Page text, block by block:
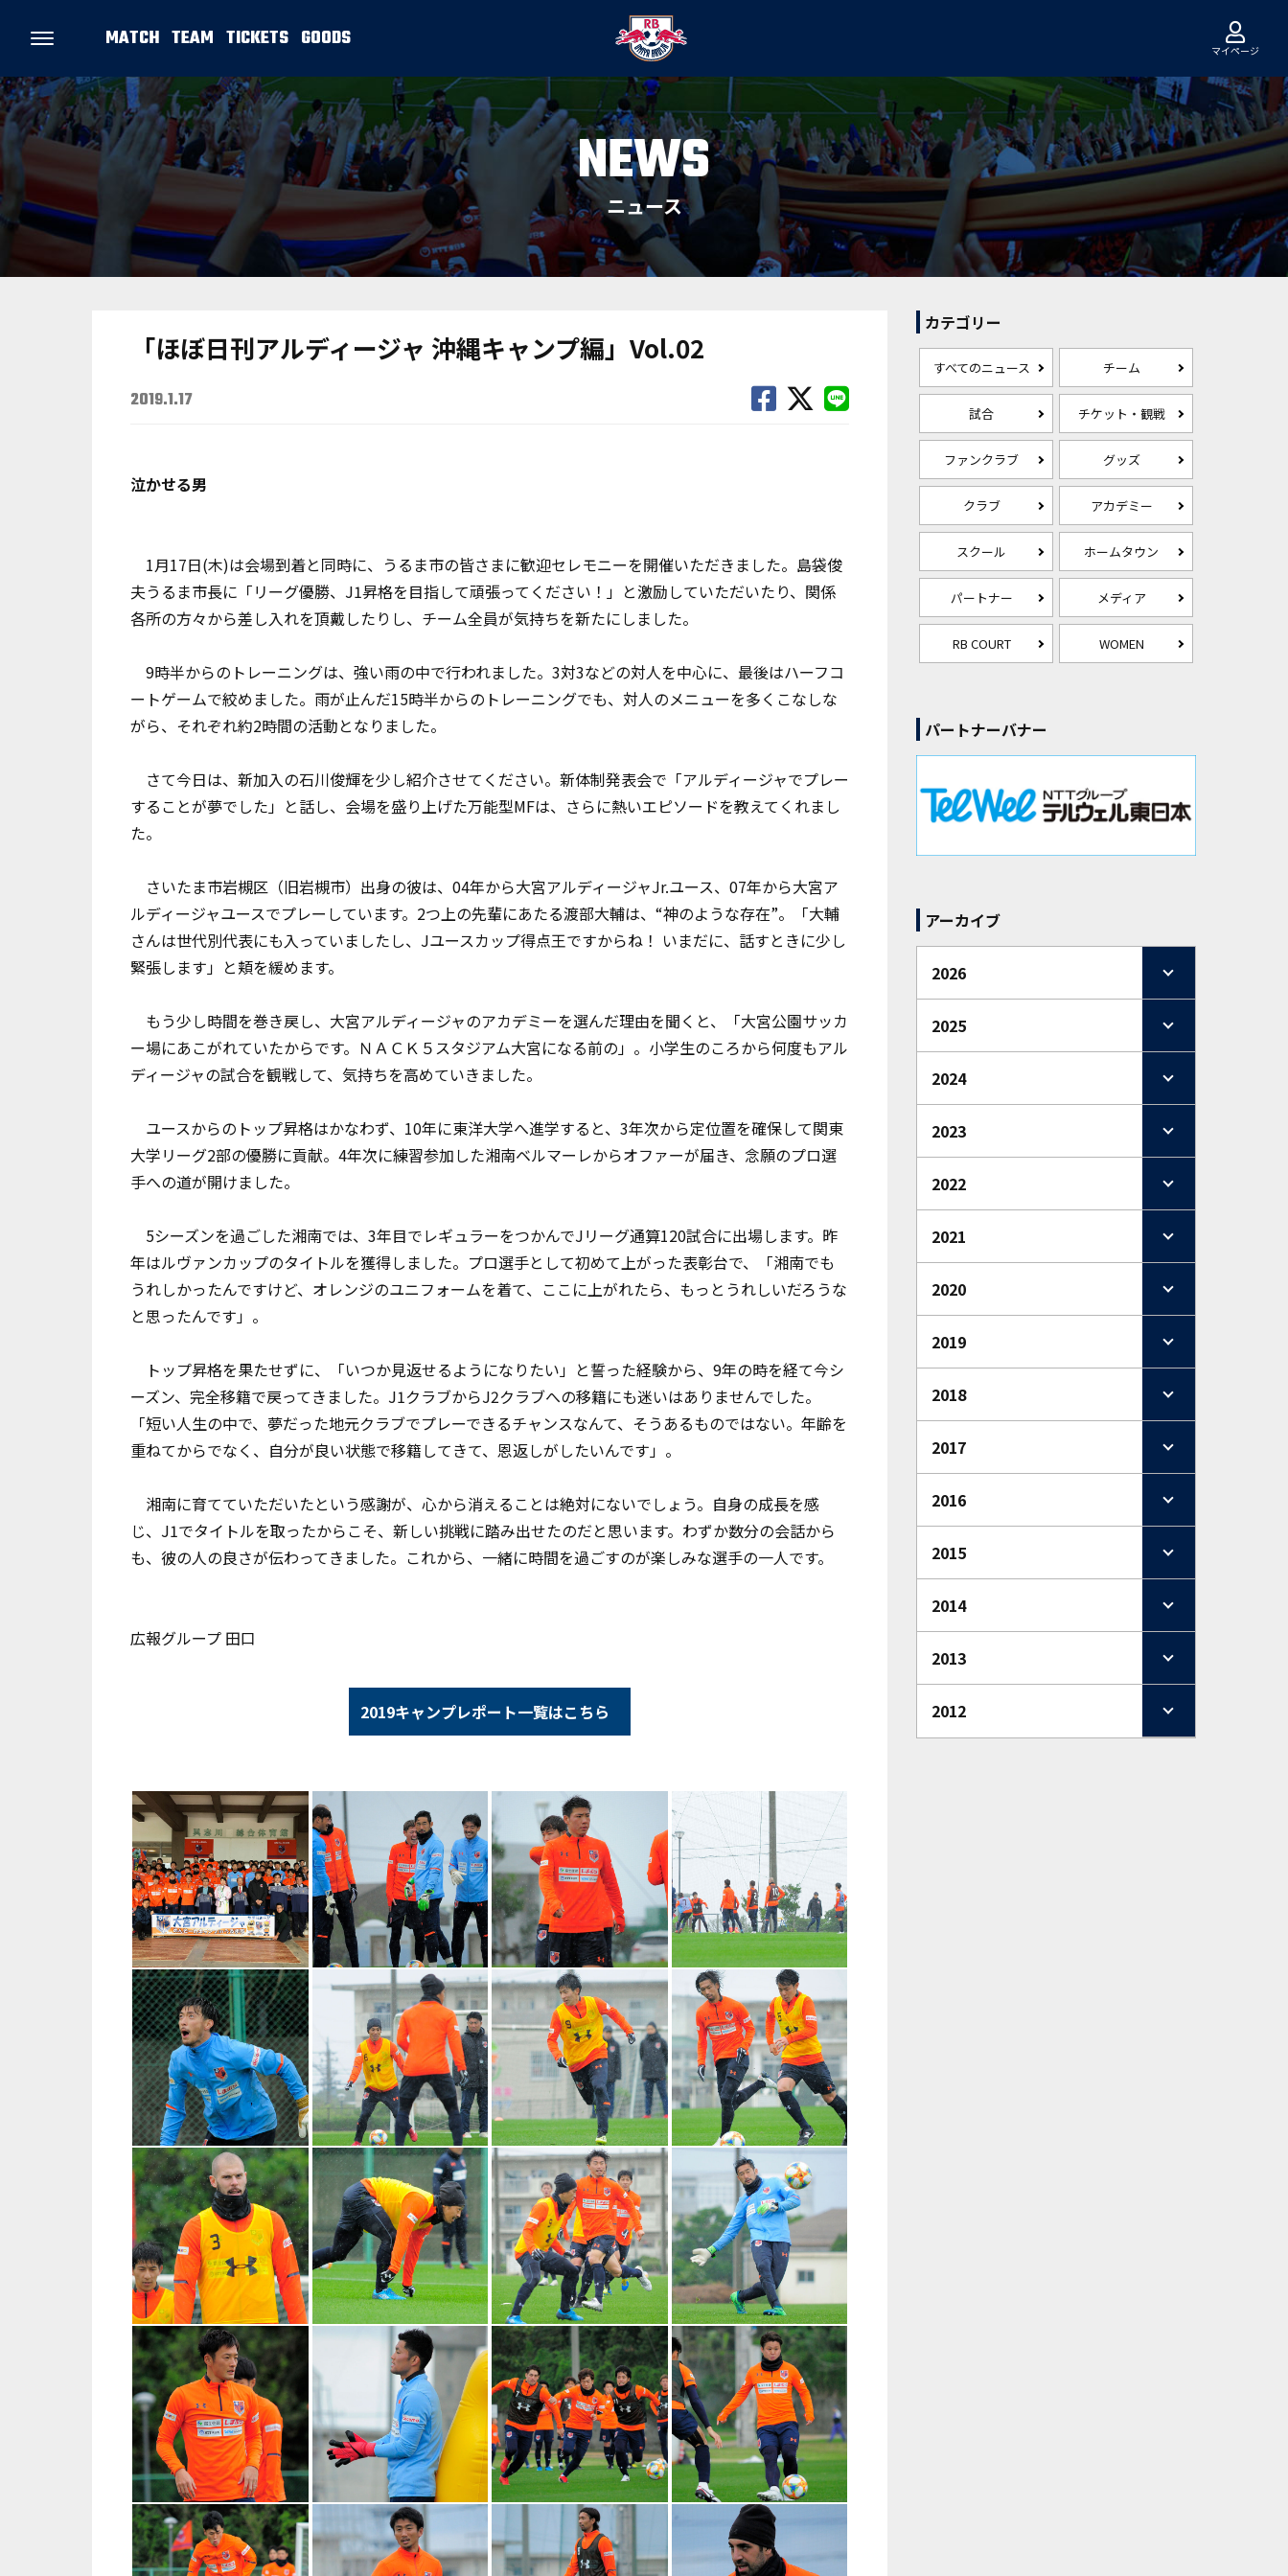
MATCH TEAM TICKETS GOODS マイページ
NEWS
ニュース
「ほぼ日刊アルディージャ 沖縄キャンプ編」Vol.02
2019.1.17
泣かせる男
1月17日(木)は会場到着と同時に、うるま市の皆さまに歓迎セレモニーを開催いただきました。島袋俊
夫うるま市長に「リーグ優勝、J1昇格を目指して頑張ってください！」と激励していただいたり、関係
各所の方々から差し入れを頂戴したりし、チーム全員が気持ちを新たにしました。
9時半からのトレーニングは、強い雨の中で行われました。3対3などの対人を中心に、最後はハーフコ
ートゲームで絞めました。雨が止んだ15時半からのトレーニングでも、対人のメニューを多くこなしな
がら、それぞれ約2時間の活動となりました。
さて今日は、新加入の石川俊輝を少し紹介させてください。新体制発表会で「アルディージャでプレー
することが夢でした」と話し、会場を盛り上げた万能型MFは、さらに熱いエピソードを教えてくれまし
た。
さいたま市岩槻区（旧岩槻市）出身の彼は、04年から大宮アルディージャJr.ユース、07年から大宮ア
ルディージャユースでプレーしています。2つ上の先輩にあたる渡部大輔は、“神のような存在”。「大輔
さんは世代別代表にも入っていましたし、Jユースカップ得点王ですからね！ いまだに、話すときに少し
緊張します」と頬を緩めます。
もう少し時間を巻き戻し、大宮アルディージャのアカデミーを選んだ理由を聞くと、「大宮公園サッカ
ー場にあこがれていたからです。ＮＡＣＫ５スタジアム大宮になる前の」。小学生のころから何度もアル
ディージャの試合を観戦して、気持ちを高めていきました。
ユースからのトップ昇格はかなわず、10年に東洋大学へ進学すると、3年次から定位置を確保して関東
大学リーグ2部の優勝に貢献。4年次に練習参加した湘南ベルマーレからオファーが届き、念願のプロ選
手への道が開けました。
5シーズンを過ごした湘南では、3年目でレギュラーをつかんでJリーグ通算120試合に出場します。昨
年はルヴァンカップのタイトルを獲得しました。プロ選手として初めて上がった表彰台で、「湘南でも
うれしかったんですけど、オレンジのユニフォームを着て、ここに上がれたら、もっとうれしいだろうな
と思ったんです」。
トップ昇格を果たせずに、「いつか見返せるようになりたい」と誓った経験から、9年の時を経て今シ
ーズン、完全移籍で戻ってきました。J1クラブからJ2クラブへの移籍にも迷いはありませんでした。
「短い人生の中で、夢だった地元クラブでプレーできるチャンスなんて、そうあるものではない。年齢を
重ねてからでなく、自分が良い状態で移籍してきて、恩返しがしたいんです」。
湘南に育てていただいたという感謝が、心から消えることは絶対にないでしょう。自身の成長を感
じ、J1でタイトルを取ったからこそ、新しい挑戦に踏み出せたのだと思います。わずか数分の会話から
も、彼の人の良さが伝わってきました。これから、一緒に時間を過ごすのが楽しみな選手の一人です。
広報グループ 田口
2019キャンプレポート一覧はこちら
カテゴリー
すべてのニュース チーム
試合 チケット・観戦
ファンクラブ グッズ
クラブ アカデミー
スクール ホームタウン
パートナー メディア
RB COURT WOMEN
パートナーバナー
アーカイブ
2026
2025
2024
2023
2022
2021
2020
2019
2018
2017
2016
2015
2014
2013
2012